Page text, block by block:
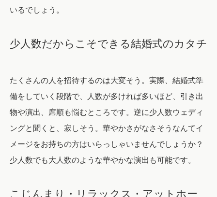
いるでしょう。
少人数だからこそできる結婚式のカタチ
たくさんの人を招待するのは大変そう。実際、結婚式準
備をしていく段階で、人数が多ければ多いほど、引き出
物や演出、席順も悩むところです。逆に少人数ウェディ
ングと聞くと、寂しそう。華やかさがなさそうなんてイ
メージをお持ちの方はいらっしゃいませんでしょうか？
少人数でも大人数のような華やかな演出も可能です。
こじんまり・リラックス・アットホー